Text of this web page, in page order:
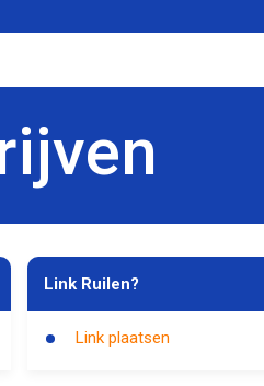
Link Ruilen?
Link plaatsen